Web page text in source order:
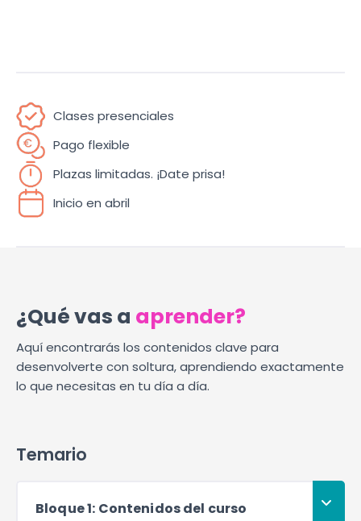
Clases presenciales
Pago flexible
Plazas limitadas. ¡Date prisa!
Inicio en abril
¿Qué vas a aprender?
Aquí encontrarás los contenidos clave para
desenvolverte con soltura, aprendiendo exactamente
lo que necesitas en tu día a día.
Temario
Bloque 1: Contenidos del curso